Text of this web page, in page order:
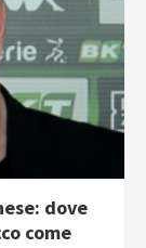
dove
come